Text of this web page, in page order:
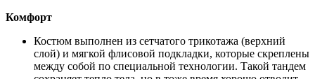
Комфорт
Костюм выполнен из сетчатого трикотажа (верхний
слой) и мягкой флисовой подкладки, которые скреплены
между собой по специальной технологии. Такой тандем